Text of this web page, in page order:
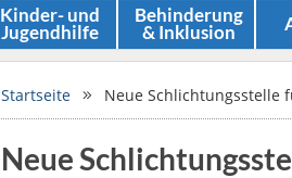
Kinder- und
Jugendhilfe
Behinderung
& Inklusion
Startseite Neue Schlichtungsstelle
Neue